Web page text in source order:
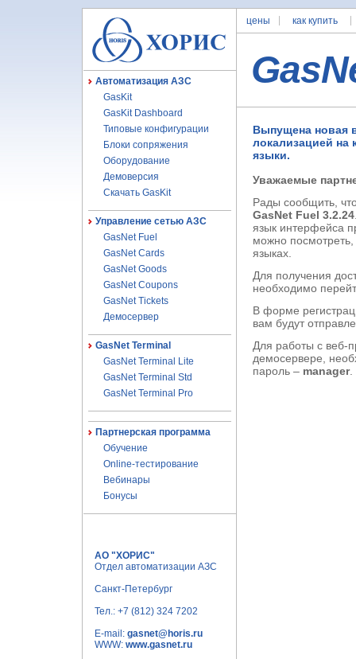
Автоматизация АЗС
GasKit
GasKit Dashboard
Типовые конфигурации
Блоки сопряжения
Оборудование
Демоверсия
Скачать GasKit
Управление сетью АЗС
GasNet Fuel
GasNet Cards
GasNet Goods
GasNet Coupons
GasNet Tickets
Демосервер
GasNet Terminal
GasNet Terminal Lite
GasNet Terminal Std
GasNet Terminal Pro
Партнерская программа
Обучение
Online-тестирование
Вебинары
Бонусы
цены как купить
Выпущена новая
локализацией на
языки.
Уважаемые
Рады сообщить,
GasNet Fuel 3.2.24
язык интерфейса
можно посмотреть,
языках.
Для получения
необходимо
В форме
вам будут
Для работы с веб-
демосервере,
пароль – manager.
АО "ХОРИС"
Отдел автоматизации АЗС
Санкт-Петербург
Тел.: +7 (812) 324 7202
E-mail: gasnet@horis.ru
WWW: www.gasnet.ru